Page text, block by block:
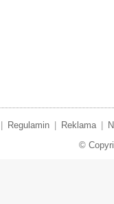
Regulamin Reklama
©